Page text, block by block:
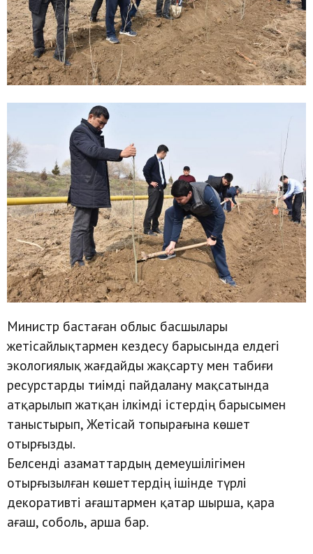
Министр бастаған облыс басшылары
жетісайлықтармен кездесу барысында елдегі
экологиялық жағдайды жақсарту мен табиғи
ресурстарды тиімді пайдалану мақсатында
атқарылып жатқан ілкімді істердің барысымен
таныстырып, Жетісай топырағына көшет
отырғызды.
Белсенді азаматтардың демеушілігімен
отырғызылған көшеттердің ішінде түрлі
декоративті ағаштармен қатар шырша, қара
ағаш, соболь, арша бар.